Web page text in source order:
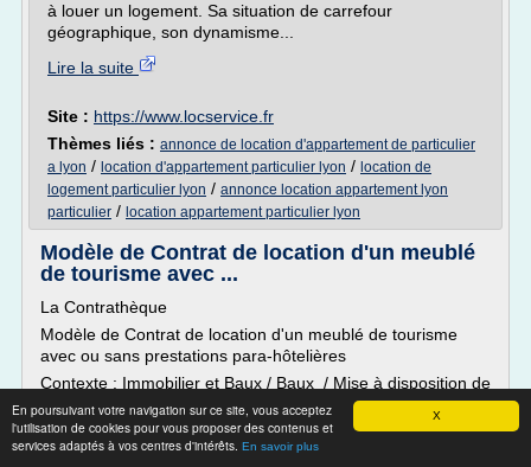
X
En poursuivant votre navigation sur ce site, vous acceptez
l'utilisation de cookies pour vous proposer des contenus et
services adaptés à vos centres d'intérêts. En savoir plus
à louer un logement. Sa situation de carrefour
géographique, son dynamisme...
Lire la suite
Site : https://www.locservice.fr
Thèmes liés : annonce de location d'appartement de particulier
a lyon / location d'appartement particulier lyon / location de
logement particulier lyon / annonce location appartement lyon
particulier / location appartement particulier lyon
Modèle de Contrat de location d'un meublé
de tourisme avec ...
La Contrathèque
Modèle de Contrat de location d'un meublé de tourisme
avec ou sans prestations para-hôtelières
Contexte : Immobilier et Baux / Baux / Mise à disposition de
locaux
Voici un modèle de contrat de location saisonnière de
logement meublé ou "contrat de location de vacances" à